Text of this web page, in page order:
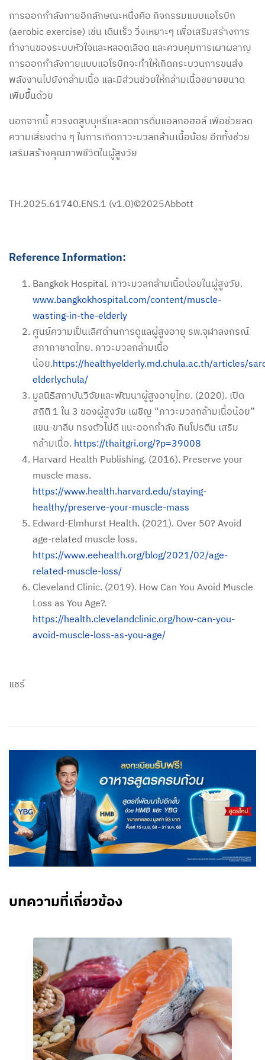
แชร์
การออกกำลังกายอีกลักษณะหนึ่งคือ กิจกรรมแบบแอโรบิก
(aerobic exercise) เช่น เดินเร็ว วิ่งเหยาะๆ เพื่อเสริมสร้างการ
ทำงานของระบบหัวใจและหลอดเลือด และควบคุมการเผาผลาญ
การออกกำลังกายแบบแอโรบิกจะทำให้เกิดกระบวนการขนส่ง
พลังงานไปยังกล้ามเนื้อ และมีส่วนช่วยให้กล้ามเนื้อขยายขนาด
เพิ่มขึ้นด้วย
นอกจากนี้ ควรงดสูบบุหรี่และลดการดื่มแอลกอฮอล์ เพื่อช่วยลด
ความเสี่ยงต่าง ๆ ในการเกิดภาวะมวลกล้ามเนื้อน้อย อีกทั้งช่วย
เสริมสร้างคุณภาพชีวิตในผู้สูงวัย
TH.2025.61740.ENS.1 (v1.0)©2025Abbott
Reference Information:
Bangkok Hospital. ภาวะมวลกล้ามเนื้อน้อยในผู้สูงวัย.
www.bangkokhospital.com/content/muscle-
wasting-in-the-elderly
ศูนย์ความเป็นเลิศด้านการดูแลผู้สูงอายุ รพ.จุฬาลงกรณ์
สภากาชาดไทย. ภาวะมวลกล้ามเนื้อ
น้อย.https://healthyelderly.md.chula.ac.th/articles/
elderlychula/
มูลนิธิสถาบันวิจัยและพัฒนาผู้สูงอายุไทย. (2020). เปิด
สถิติ 1 ใน 3 ของผู้สูงวัย เผชิญ “ภาวะมวลกล้ามเนื้อน้อย”
แขน-ขาลีบ ทรงตัวไม่ดี แนะออกกำลัง กินโปรตีน เสริม
กล้ามเนื้อ. https://thaitgri.org/?p=39008
Harvard Health Publishing. (2016). Preserve your
muscle mass.
https://www.health.harvard.edu/staying-
healthy/preserve-your-muscle-mass
Edward-Elmhurst Health. (2021). Over 50? Avoid
age-related muscle loss.
https://www.eehealth.org/blog/2021/02/age-
related-muscle-loss/
Cleveland Clinic. (2019). How Can You Avoid Muscle
Loss as You Age?.
https://health.clevelandclinic.org/how-can-you-
avoid-muscle-loss-as-you-age/
บทความที่เกี่ยวข้อง